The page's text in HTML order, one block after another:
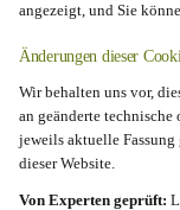
angezeigt, und Sie
Änderungen dieser
Wir behalten uns vor,
an geänderte
jeweils aktuelle
dieser Website.
Von Experten geprüft: